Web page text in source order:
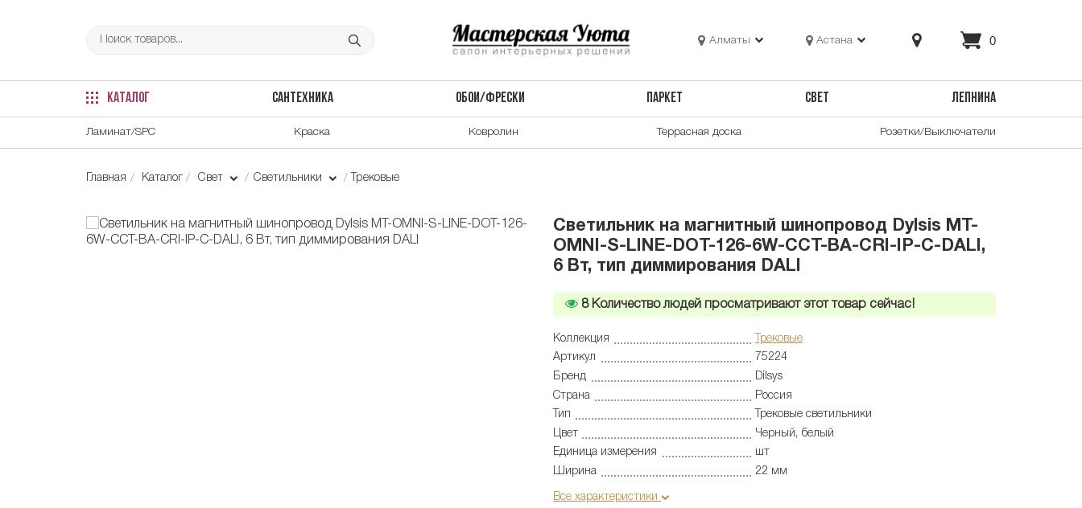
Алматы Астана 0
КАТАЛОГ САНТЕХНИКА ОБОИ/ФРЕСКИ ПАРКЕТ СВЕТ ЛЕПНИНА
Ламинат/SPC Краска Ковролин Террасная доска Розетки/Выключатели
Главная Каталог Свет Светильники Трековые
Cветильник на магнитный шинопровод Dylsis MT-
OMNI-S-LINE-DOT-126-6W-CCT-BA-CRI-IP-C-DALI,
6 Вт, тип диммирования DALI
8Количество людей просматривают этот товар сейчас!
Коллекция
Трековые
Артикул
75224
Бренд
Dilsys
Страна
Россия
Тип
Трековые светильники
Цвет
Черный, белый
Единица измерения
шт
Ширина
22 мм
Все характеристики